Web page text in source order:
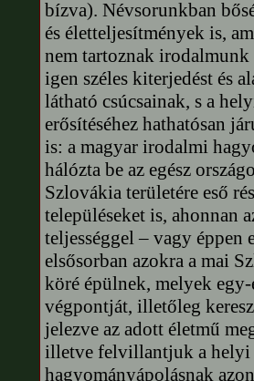
bízva). Névsorunkban
és életteljesítmények is,
nem tartoznak
igen széles kiterjedést és
látható csúcsainak, s a
erősítéséhez hathatósan
is: a magyar irodalmi
hálózta be az egész
Szlovákia területére eső
településeket is, ahonnan
teljességgel – vagy
elsősorban azokra a mai
köré épülnek, melyek
végpontját, illetőleg
jelezve az adott életmű
illetve felvillantjuk a helyi
hagyományápolásnak